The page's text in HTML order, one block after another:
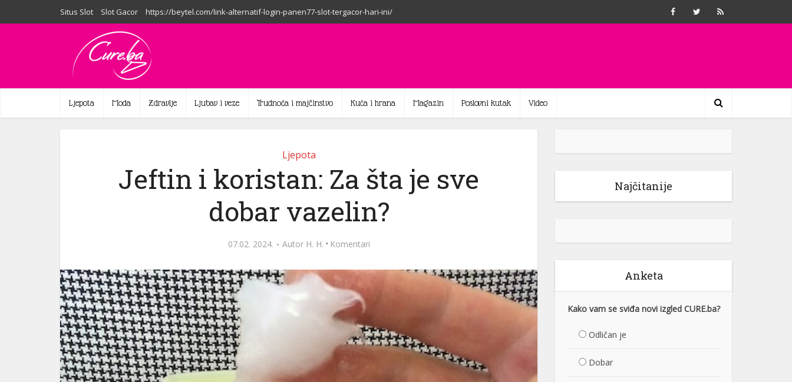
Situs Slot Slot Gacor https://beytel.com/link-alternatif-login-panen77-slot-tergacor-hari-ini/
Ljepota Moda Zdravlje Ljubav i veze Trudnoća i majčinstvo Kuća i hrana Magazin Poslovni kutak Video
Ljepota
Jeftin i koristan: Za šta je sve
dobar vazelin?
07.02. 2024. Autor H. H. · Komentari
Najčitanije
Anketa
Kako vam se sviđa novi izgled CURE.ba?
Odličan je
Dobar